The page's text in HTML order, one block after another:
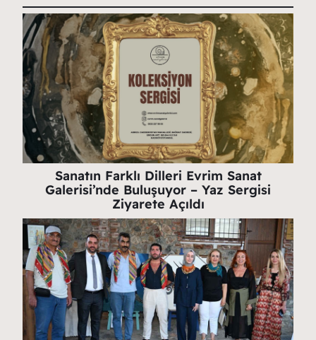
Sanatın Farklı Dilleri Evrim Sanat
Galerisi’nde Buluşuyor – Yaz Sergisi
Ziyarete Açıldı